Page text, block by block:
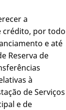
a
crédito, por todo
e até
Reserva de
à
de Serviços
e de